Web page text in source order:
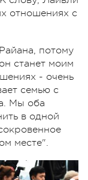
отношениях с
потому
станет моим
- очень
семью с
Мы оба
в одной
месте".